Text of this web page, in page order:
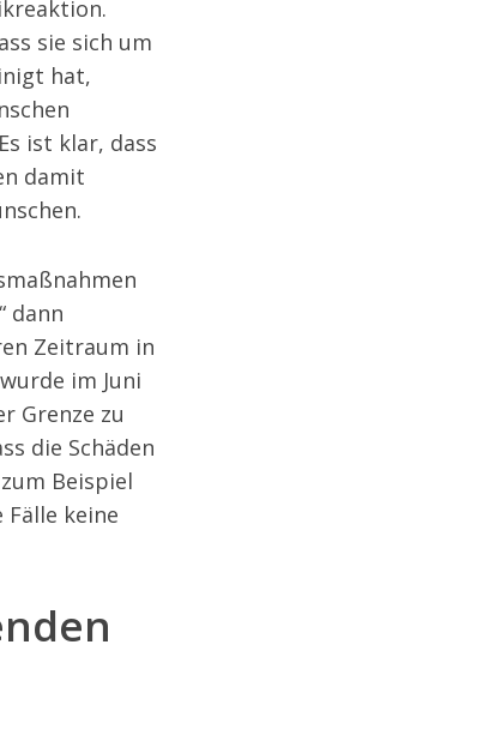
sie sich um
hat,
ist klar, dass
damit
dann
Zeitraum in
im Juni
Grenze zu
die Schäden
Beispiel
keine